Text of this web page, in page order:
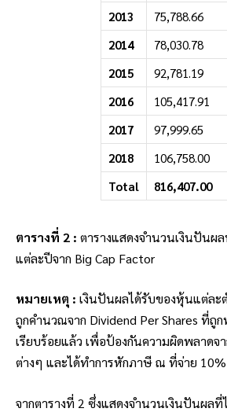
2013
75,788.66
2014
78,030.78
2015
92,781.19
2016
105,417.91
2017
97,999.65
2018
106,758.00
Total
816,407.00
ตารางที่ 2 : ตารางแสดงจำนวนเงินปันผ
แต่ละปีจาก Big Cap Factor
หมายเหตุ : เงินปันผลได้รับของหุ้นแต่ละ
ถูกคำนวณจาก Dividend Per Shares ที่ถู
เรียบร้อยแล้ว เพื่อป้องกันความผิดพลาดจ
ต่างๆ และได้ทำการหักภาษี ณ ที่จ่าย
จากตารางที่ 2 ซึ่งแสดงจำนวนเงินปันผล